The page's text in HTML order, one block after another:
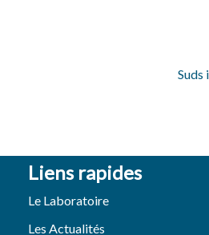
Suds
Liens rapides
Le Laboratoire
Les Actualités